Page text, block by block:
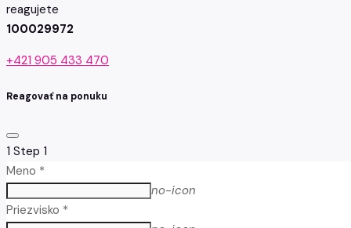
reagujete
100029972
+421 905 433 470
Reagovať na ponuku
1 Step 1
Meno *
no-icon
Priezvisko *